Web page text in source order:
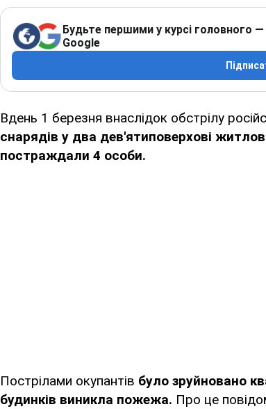
Будьте першими у курсі головного
Google
Вдень 1 березня внаслідок обстрілу
снарядів у два дев'ятиповерхові
постраждали 4 особи.
Пострілами окупантів було зруйновано
будинків виникла пожежа. Про це